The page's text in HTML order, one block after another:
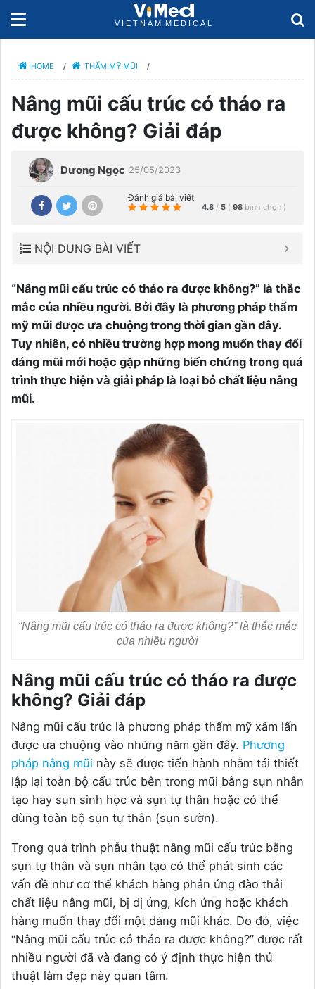
HOME / THẨM MỸ MŨI /
Nâng mũi cấu trúc có tháo ra
được không? Giải đáp
Dương Ngọc 25/05/2023
Đánh giá bài viết
4.8 / 5 ( 98 bình chọn )
NỘI DUNG BÀI VIẾT
“Nâng mũi cấu trúc có tháo ra được không?” là thắc
mắc của nhiều người. Bởi đây là phương pháp thẩm
mỹ mũi được ưa chuộng trong thời gian gần đây.
Tuy nhiên, có nhiều trường hợp mong muốn thay đổi
dáng mũi mới hoặc gặp những biến chứng trong quá
trình thực hiện và giải pháp là loại bỏ chất liệu nâng
mũi.
“Nâng mũi cấu trúc có tháo ra được không?” là thắc mắc
của nhiều người
Nâng mũi cấu trúc có tháo ra được
không? Giải đáp
Nâng mũi cấu trúc là phương pháp thẩm mỹ xâm lấn
được ưa chuộng vào những năm gần đây. Phương
pháp nâng mũi này sẽ được tiến hành nhằm tái thiết
lập lại toàn bộ cấu trúc bên trong mũi bằng sụn nhân
tạo hay sụn sinh học và sụn tự thân hoặc có thể
dùng toàn bộ sụn tự thân (sụn sườn).
Trong quá trình phẫu thuật nâng mũi cấu trúc bằng
sụn tự thân và sụn nhân tạo có thể phát sinh các
vấn đề như cơ thể khách hàng phản ứng đào thải
chất liệu nâng mũi, bị dị ứng, kích ứng hoặc khách
hàng muốn thay đổi một dáng mũi khác. Do đó, việc
“Nâng mũi cấu trúc có tháo ra được không?” được rất
nhiều người đã và đang có ý định thực hiện thủ
thuật làm đẹp này quan tâm.